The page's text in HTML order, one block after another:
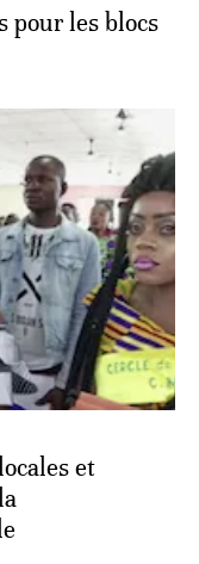
pour les blocs
et